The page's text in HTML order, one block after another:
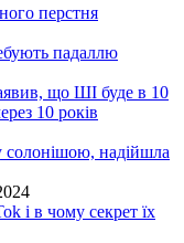
перстня
падаллю
що ШІ буде в 10
10 років
солонішою, надійшла
і в чому секрет їх